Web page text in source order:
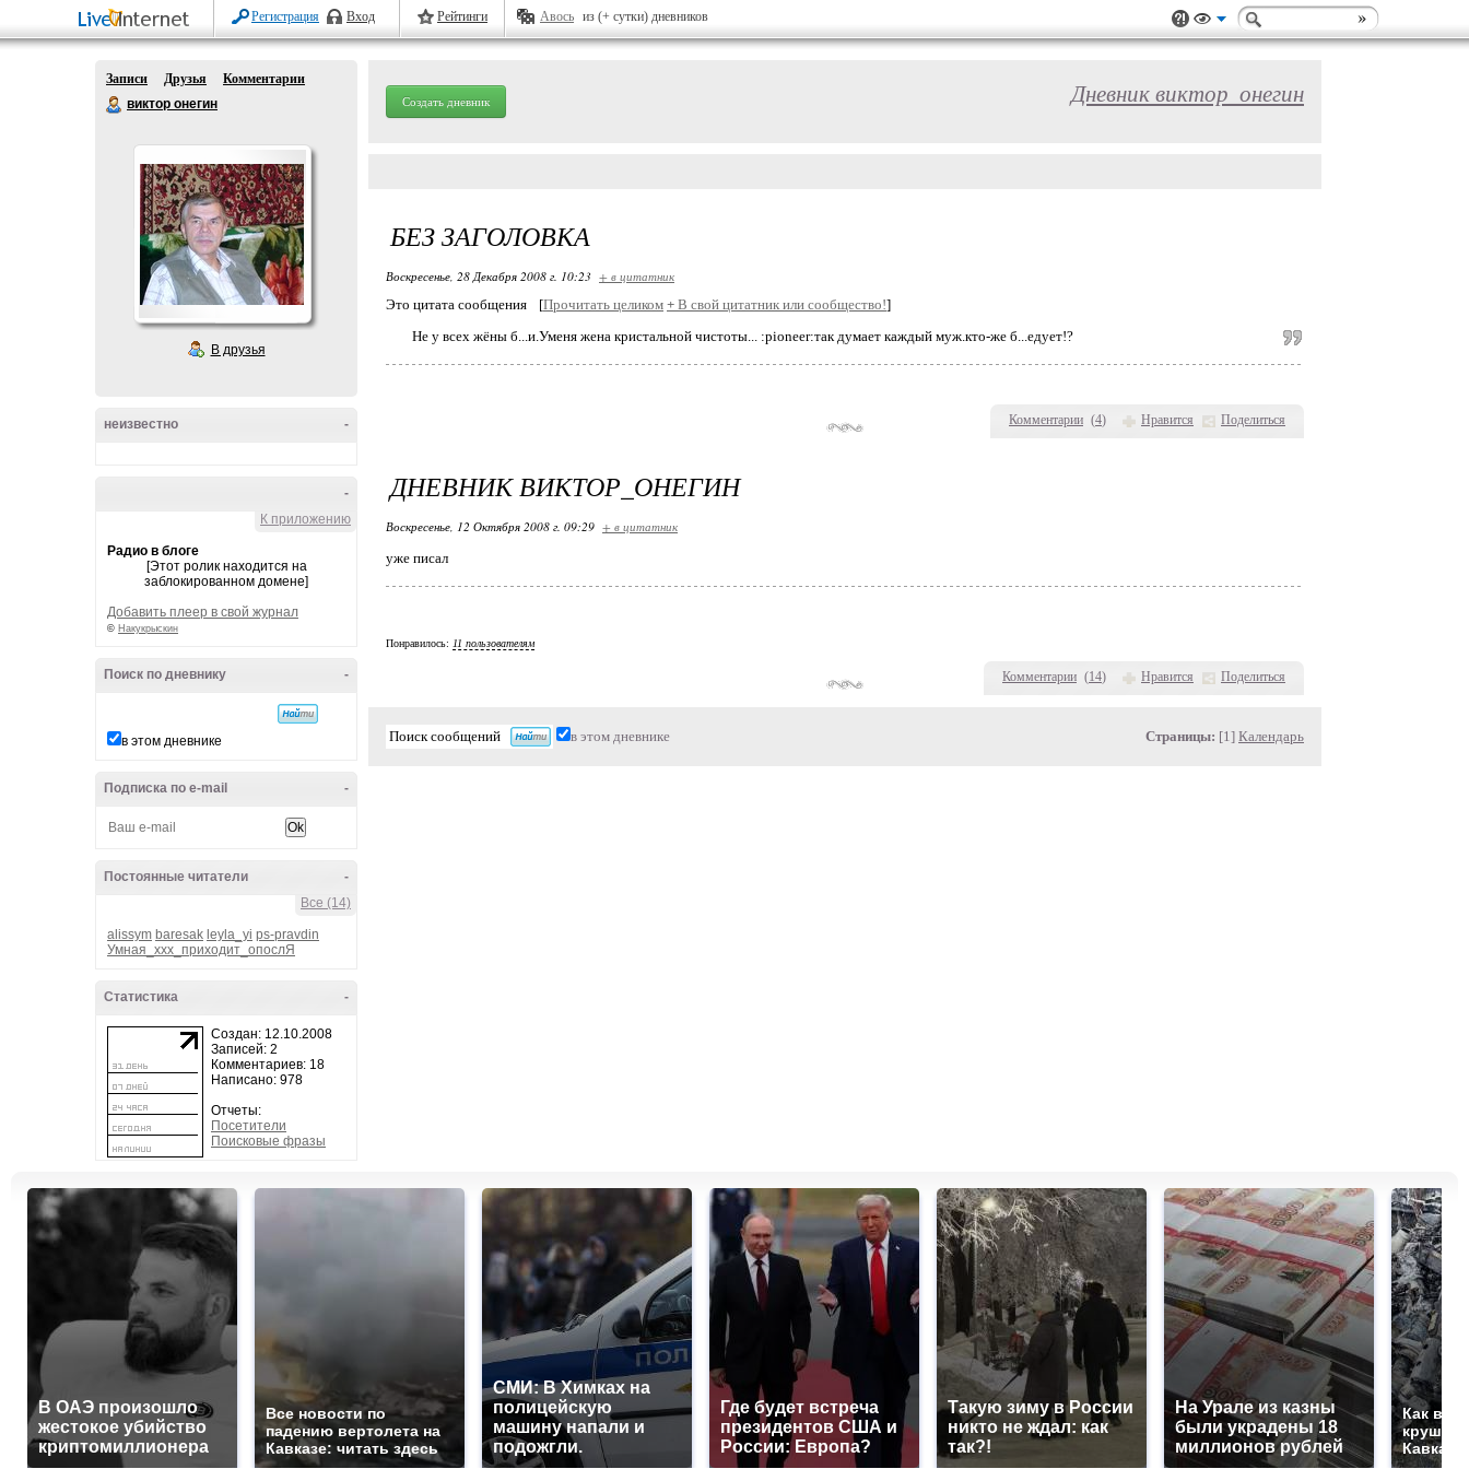
Регистрация Вход Рейтинги Авось из (+ сутки) дневников
Записи Друзья
Комментарии
виктор онегин
В друзья
-
неизвестно
-
К приложению
Радио в блоге
[Этот ролик находится на
заблокированном домене]
Добавить плеер в свой журнал
© Накукрыскин
-
Поиск по дневнику
в этом дневнике
-
Подписка по e-mail
-
Постоянные читатели
Все (14)
alissym baresak leyla_yi ps-pravdin
Умная_ххх_приходит_опослЯ
-
Статистика
Создан: 12.10.2008
Записей: 2
Комментариев: 18
Написано: 978
Отчеты:
Посетители
Поисковые фразы
Создать дневник Дневник виктор_онегин
Комментарии (4) Нравится Поделиться
БЕЗ ЗАГОЛОВКА
Воскресенье, 28 Декабря 2008 г. 10:23 + в цитатник
Это цитата сообщения
[Прочитать целиком + В свой цитатник или сообщество!]
Не у всех жёны б...и.Уменя жена кристальной чистоты... :pioneer:так думает каждый муж.кто-же б...едует!?
Комментарии (14) Нравится Поделиться
ДНЕВНИК ВИКТОР_ОНЕГИН
Воскресенье, 12 Октября 2008 г. 09:29 + в цитатник
уже писал
Понравилось: 11 пользователям
в этом дневнике Страницы: [1] Календарь
В ОАЭ произошло
жестокое убийство
криптомиллионера
Все новости по
падению вертолета на
Кавказе: читать здесь
СМИ: В Химках на
полицейскую
машину напали и
подожгли.
Где будет встреча
президентов США и
России: Европа?
Такую зиму в России
никто не ждал: как
так?!
На Урале из казны
были украдены 18
миллионов рублей
Как